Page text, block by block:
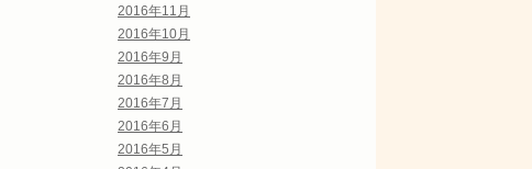
2016年11月
2016年10月
2016年9月
2016年8月
2016年7月
2016年6月
2016年5月